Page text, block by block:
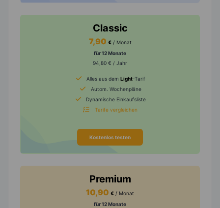
Classic
7,90 € / Monat
für 12 Monate
94,80 € / Jahr
Alles aus dem Light-Tarif
Autom. Wochenpläne
Dynamische Einkaufsliste
Tarife vergleichen
Kostenlos testen
Premium
10,90 € / Monat
für 12 Monate